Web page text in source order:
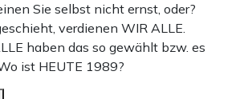
Sie selbst nicht ernst, oder?
verdienen WIR ALLE.
haben das so gewählt bzw. es
ist HEUTE 1989?